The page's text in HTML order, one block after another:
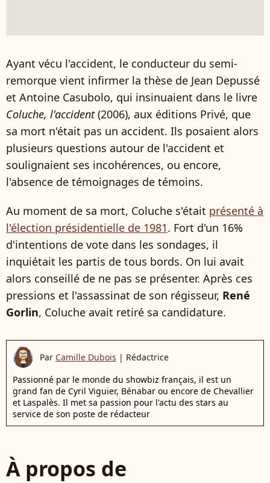
Ayant vécu l'accident, le conducteur du semi-
remorque vient infirmer la thèse de Jean Depussé
et Antoine Casubolo, qui insinuaient dans le livre
Coluche, l'accident(2006), aux éditions Privé, que
sa mort n'était pas un accident. Ils posaient alors
plusieurs questions autour de l'accident et
soulignaient ses incohérences, ou encore,
l'absence de témoignages de témoins.
Au moment de sa mort, Coluche s'était présenté à
l'élection présidentielle de 1981. Fort d'un 16%
d'intentions de vote dans les sondages, il
inquiétait les partis de tous bords. On lui avait
alors conseillé de ne pas se présenter. Après ces
pressions et l'assassinat de son régisseur, René
Gorlin, Coluche avait retiré sa candidature.
Par Camille Dubois | Rédactrice
Passionné par le monde du showbiz français, il est un
grand fan de Cyril Viguier, Bénabar ou encore de Chevallier
et Laspalès. Il met sa passion pour l'actu des stars au
service de son poste de rédacteur
À propos de